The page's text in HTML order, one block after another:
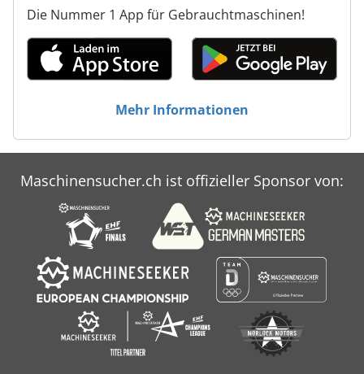
Die Nummer 1 App für Gebrauchtmaschinen!
Mehr Informationen
Maschinensucher.ch ist offizieller Sponsor von: